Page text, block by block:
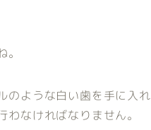
のような白い歯を手に入れ
なければなりません。